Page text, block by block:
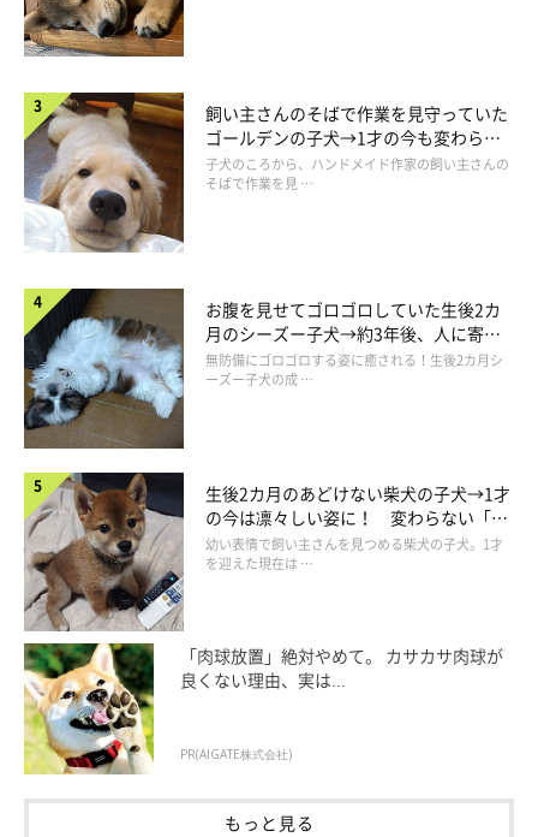
飼い主さんのそばで作業を見守っていた
ゴールデンの子犬→1才の今も変わらな
い“見守り隊”の姿にほっこり
子犬のころから、ハンドメイド作家の飼い主さんの
そばで作業を見 …
お腹を見せてゴロゴロしていた生後2カ
月のシーズー子犬→約3年後、人に寄り
添う優しいコに成長した姿にほっこり
無防備にゴロゴロする姿に癒される！生後2カ月シ
ーズー子犬の成 …
生後2カ月のあどけない柴犬の子犬→1才
の今は凛々しい姿に！ 変わらない「く
りくりおめめ」にもほっこり
幼い表情で飼い主さんを見つめる柴犬の子犬。1才
を迎えた現在は …
「肉球放置」絶対やめて。 カサカサ肉球が
良くない理由、実は...
PR(AIGATE株式会社)
もっと見る